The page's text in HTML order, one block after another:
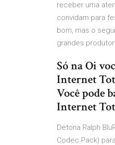
receber uma
convidam para
bom, mas o
grandes
Só na Oi
Internet
Você pode
Internet
Detona Ralph
Codec Pack)